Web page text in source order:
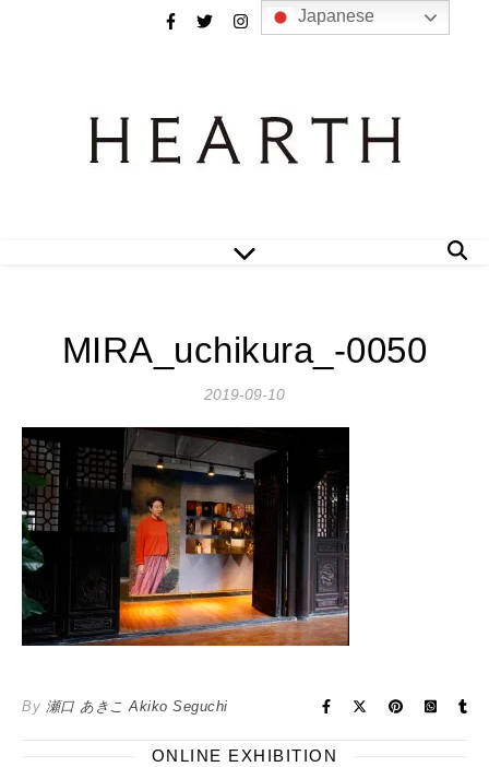
MIRA_uchikura_-0050
2019-09-10
By 瀬口 あきこ Akiko Seguchi
ONLINE EXHIBITION
Japanese